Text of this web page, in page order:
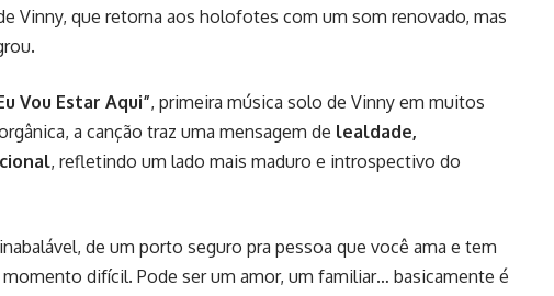
Vinny, que retorna aos holofotes com um som renovado, mas
Vou Estar Aqui”, primeira música solo de Vinny em muitos
a canção traz uma mensagem de lealdade,
, refletindo um lado mais maduro e introspectivo do
de um porto seguro pra pessoa que você ama e tem
difícil. Pode ser um amor, um familiar… basicamente é